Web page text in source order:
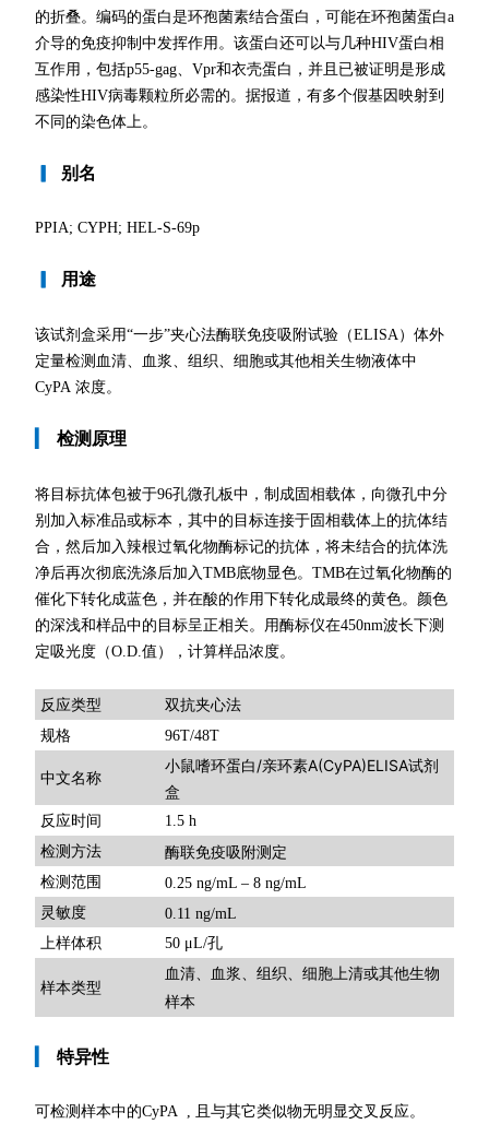
的折叠。编码的蛋白是环孢菌素结合蛋白，可能在环孢菌蛋白a
介导的免疫抑制中发挥作用。该蛋白还可以与几种HIV蛋白相
互作用，包括p55-gag、Vpr和衣壳蛋白，并且已被证明是形成
感染性HIV病毒颗粒所必需的。据报道，有多个假基因映射到
不同的染色体上。
别名
PPIA; CYPH; HEL-S-69p
用途
该试剂盒采用“一步”夹心法酶联免疫吸附试验（ELISA）体外
定量检测血清、血浆、组织、细胞或其他相关生物液体中
CyPA 浓度。
检测原理
将目标抗体包被于96孔微孔板中，制成固相载体，向微孔中分
别加入标准品或标本，其中的目标连接于固相载体上的抗体结
合，然后加入辣根过氧化物酶标记的抗体，将未结合的抗体洗
净后再次彻底洗涤后加入TMB底物显色。TMB在过氧化物酶的
催化下转化成蓝色，并在酸的作用下转化成最终的黄色。颜色
的深浅和样品中的目标呈正相关。用酶标仪在450nm波长下测
定吸光度（O.D.值），计算样品浓度。
反应类型 双抗夹心法
规格 96T/48T
中文名称
小鼠嗜环蛋白/亲环素A(CyPA)ELISA试剂
盒
反应时间
1.5 h
检测方法
酶联免疫吸附测定
检测范围
0.25 ng/mL – 8 ng/mL
灵敏度
0.11 ng/mL
上样体积
50 μL/孔
样本类型
血清、血浆、组织、细胞上清或其他生物
样本
特异性
可检测样本中的CyPA , 且与其它类似物无明显交叉反应。